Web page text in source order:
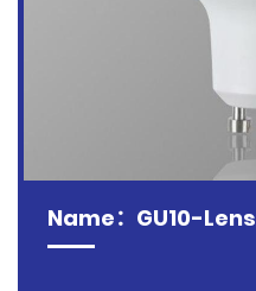
Name：GU10-Lens